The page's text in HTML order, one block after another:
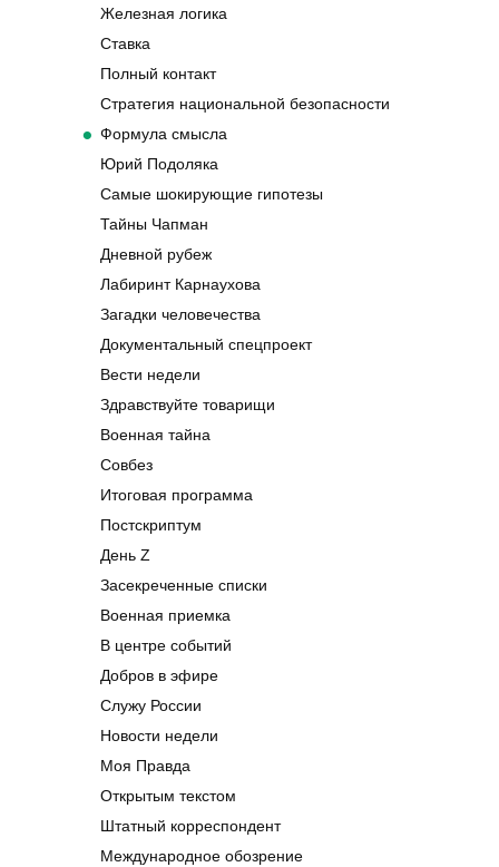
Железная логика
Ставка
Полный контакт
Стратегия национальной безопасности
Формула смысла
Юрий Подоляка
Самые шокирующие гипотезы
Тайны Чапман
Дневной рубеж
Лабиринт Карнаухова
Загадки человечества
Документальный спецпроект
Вести недели
Здравствуйте товарищи
Военная тайна
Совбез
Итоговая программа
Постскриптум
День Z
Засекреченные списки
Военная приемка
В центре событий
Добров в эфире
Служу России
Новости недели
Моя Правда
Открытым текстом
Штатный корреспондент
Международное обозрение